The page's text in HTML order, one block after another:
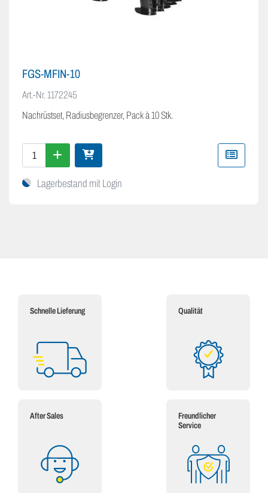
FGS-MFIN-10
Art.-Nr.1172245
Nachrüstset, Radiusbegrenzer, Pack à 10 Stk.
Lagerbestand mit Login
Schnelle Lieferung Qualität
After Sales
Freundlicher
Service